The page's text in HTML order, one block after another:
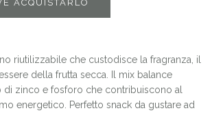
ACQUISTARLO
riutilizzabile che custodisce la fragranza, il
della frutta secca. Il mix balance
di zinco e fosforo che contribuiscono al
energetico. Perfetto snack da gustare ad